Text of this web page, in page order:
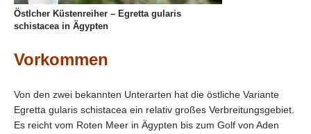
Östlcher Küstenreiher – Egretta gularis
schistacea in Ägypten
Vorkommen
Von den zwei bekannten Unterarten hat die östliche Variante
Egretta gularis schistacea ein relativ großes Verbreitungsgebiet.
Es reicht vom Roten Meer in Ägypten bis zum Golf von Aden